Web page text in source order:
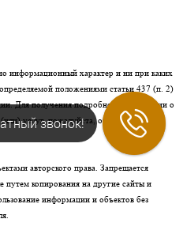
информационный характер и ни при каких
положениями статьи 437 (п. 2)
Для получения подробной информации о
услуг, пожалуйста, обращайтесь к
авторского права. Запрещается
путем копирования на другие сайты и
информации и объектов без
звонок!